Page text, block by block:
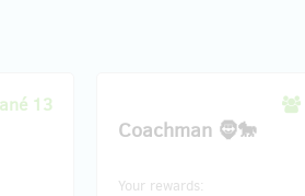
13
Coachman 🧔🐎
Your rewards: